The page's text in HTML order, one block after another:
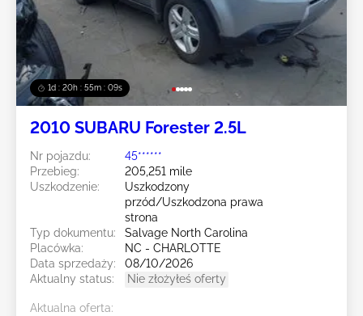
1d : 20h : 55m : 07s
2010 SUBARU Forester 2.5L
Nr pojazdu:
45******
Przebieg:
205,251 mile
Uszkodzenie:
Uszkodzony
przód/Uszkodzona prawa
strona
Typ dokumentu:
Salvage North Carolina
Placówka:
NC - CHARLOTTE
Data sprzedaży:
08/10/2026
Aktualny status:
Nie złożyłeś oferty
Aktualna oferta: